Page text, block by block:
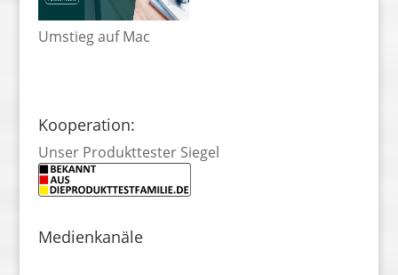
Umstieg auf Mac
Kooperation:
Unser Produkttester Siegel
Medienkanäle